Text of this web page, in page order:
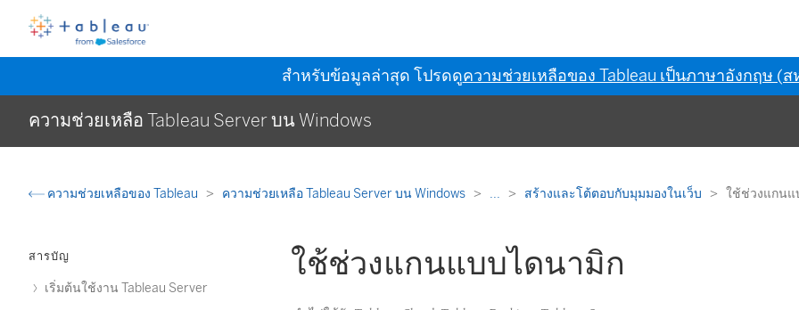
สำหรับข้อมูลล่าสุด โปรดดูความช่วยเหลือของ Tableau เป็นภาษาอังกฤษ (ส
ความช่วยเหลือ Tableau Server บน Windows
ความช่วยเหลือของ Tableau ความช่วยเหลือ Tableau Server บน Windows ... สร้างและโต้ตอบกับมุมมองในเว็บ ใช้ช่วงแกนแ
สารบัญ
เริ่มต้นใช้งาน Tableau Server
ใช้ช่วงแกนแบบไดนามิก